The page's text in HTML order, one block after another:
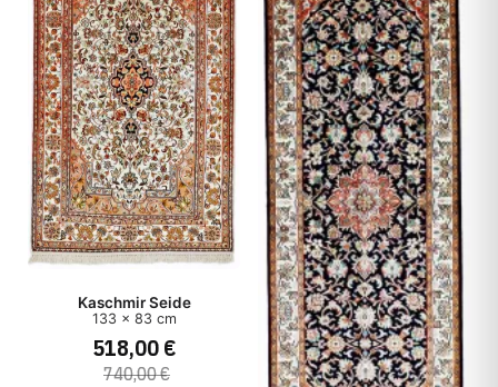
Kaschmir Seide
133 x 83 cm
518,00 €
740,00 €